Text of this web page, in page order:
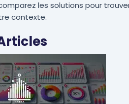
les solutions pour
contexte.